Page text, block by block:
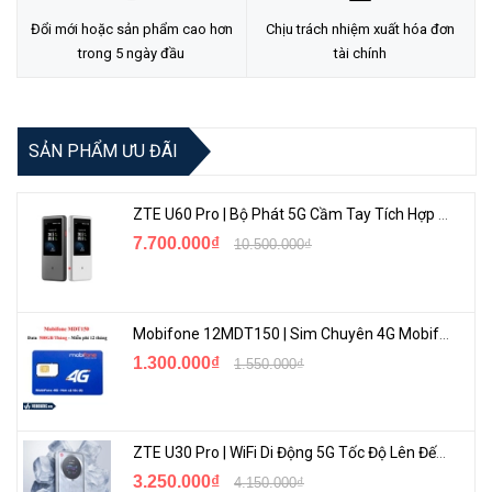
lợi cao và công nghệ Beamforming kết hợp với nhau để mở rộng
mối đe dọa mạng mới nhất.
☆ Tuổi thọ của thiết bị kết nối được cải thiện — Target Wake Time
hiệu quả hơn trong khi tiêu thụ ít năng lượng hơn.
☆ Tương thích với Alexa — Điều khiển router của bạn thông qua
Đổi mới hoặc sản phẩm cao hơn
trong 5 ngày đầu
Chịu trách nhiệm xuất hóa đơn
tài chính
SẢN PHẨM ƯU ĐÃI
ZTE U60 Pro | Bộ Phát 5G Cầm Tay Tích Hợp Công Nghệ WiFi 7, Pin 10000mAh
7.700.000₫ 10.500.000₫
1.300.000₫ 1.550.000₫
ZTE U30 Pro | WiFi Di Động 5G Tốc Độ Lên Đến 500Mbps, Màn Hình Cảm Ứng
3.250.000₫ 4.150.000₫